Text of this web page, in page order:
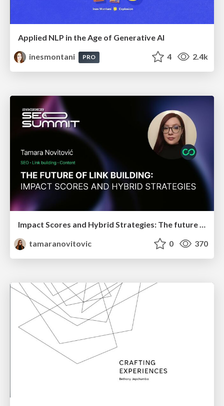
Applied NLP in the Age of Generative AI
inesmontani
PRO 4 2.4k
Impact Scores and Hybrid Strategies: The future of link building
tamaranovitovic
0 370